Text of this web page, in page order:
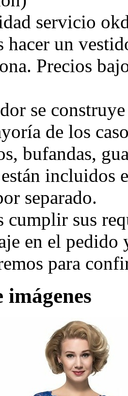
servicio
hacer un
Precios
se
de los
bufandas,
incluidos
separado.
cumplir sus
en el pedido
para
imágenes